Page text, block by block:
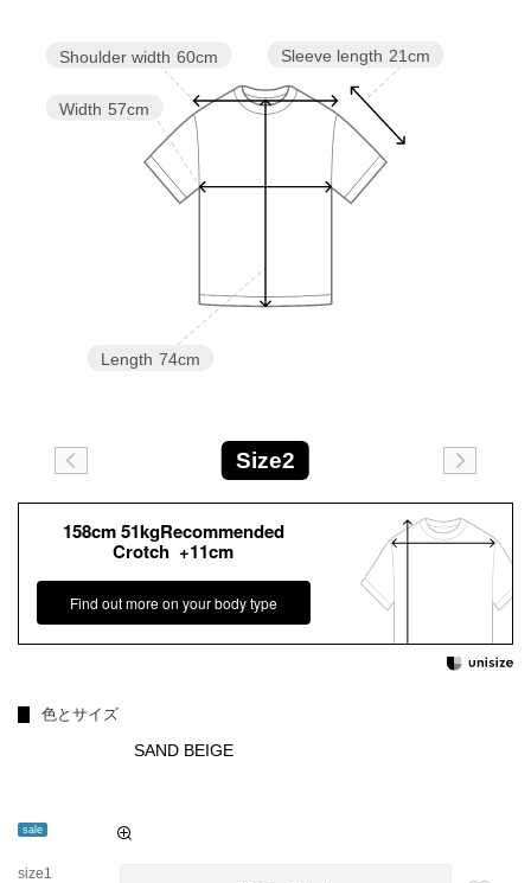
Sleeve length 21cm
Length 74cm
Width 57cm
Shoulder width 60cm
Size2
158cm 51kgRecommended
Crotch +11cm
Find out more on your body type
色とサイズ
sale
SAND BEIGE
size1